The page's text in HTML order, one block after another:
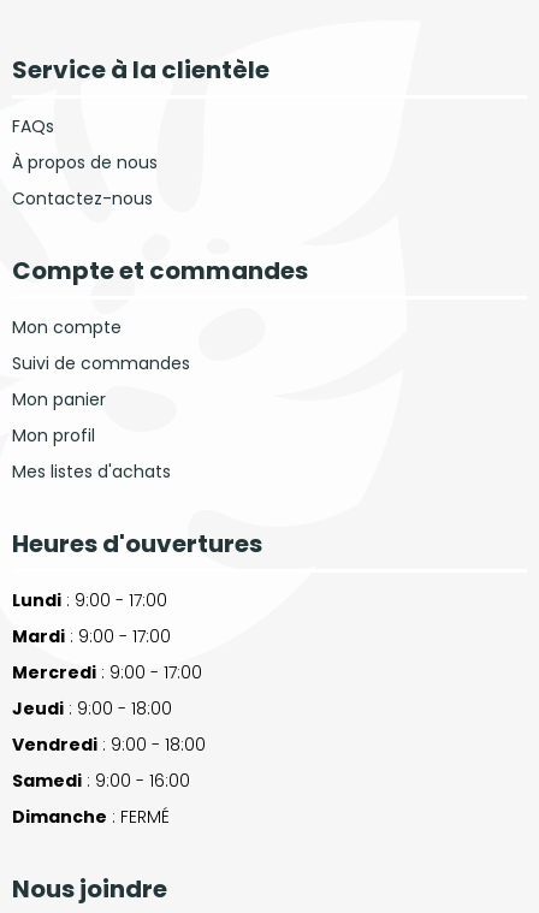
Service à la clientèle
FAQs
À propos de nous
Contactez-nous
Compte et commandes
Mon compte
Suivi de commandes
Mon panier
Mon profil
Mes listes d'achats
Heures d'ouvertures
Lundi : 9:00 - 17:00
Mardi : 9:00 - 17:00
Mercredi : 9:00 - 17:00
Jeudi : 9:00 - 18:00
Vendredi : 9:00 - 18:00
Samedi : 9:00 - 16:00
Dimanche : FERMÉ
Nous joindre